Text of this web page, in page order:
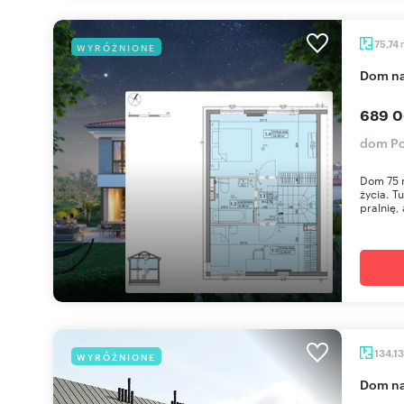
WYRÓŻNIONE 75,74
dom
689
dom
Dom 75
życia.
pralnię,
WYRÓŻNIONE
dom